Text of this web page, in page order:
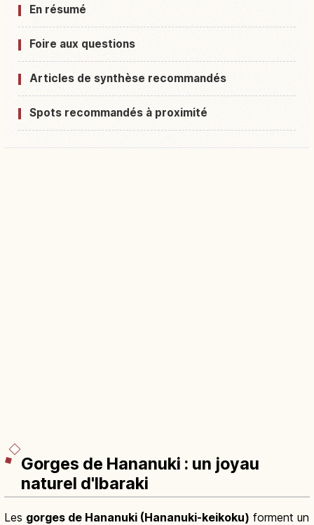
En résumé
Foire aux questions
Articles de synthèse recommandés
Spots recommandés à proximité
Gorges de Hananuki : un joyau
naturel d'Ibaraki
Les gorges de Hananuki (Hananuki-keikoku) forment un